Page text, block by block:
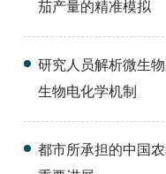
茄产量的精准模拟
研究人员解析微生
生物电化学机制
都市所承担的中国